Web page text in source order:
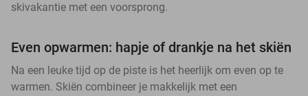
skivakantie met een voorsprong.
Even opwarmen: hapje of drankje na het skiën
Na een leuke tijd op de piste is het heerlijk om even op te
warmen. Skiën combineer je makkelijk met een